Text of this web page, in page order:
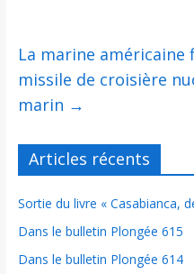
La marine américaine
missile de croisière
marin →
Articles récents
Sortie du livre « Casabianca,
Dans le bulletin Plongée 615
Dans le bulletin Plongée 614